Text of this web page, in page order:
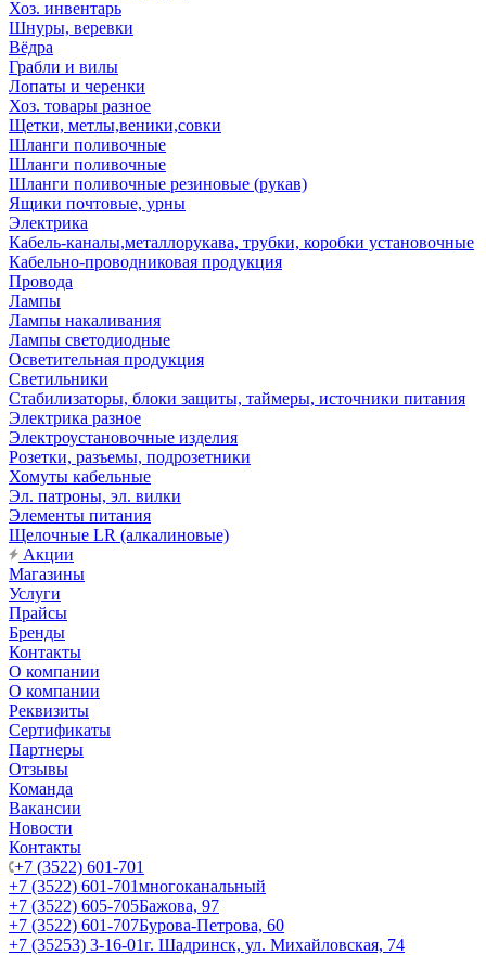
Хоз. инвентарь
Шнуры, веревки
Вёдра
Грабли и вилы
Лопаты и черенки
Хоз. товары разное
Щетки, метлы,веники,совки
Шланги поливочные
Шланги поливочные
Шланги поливочные резиновые (рукав)
Ящики почтовые, урны
Электрика
Кабель-каналы,металлорукава, трубки, коробки установочные
Кабельно-проводниковая продукция
Провода
Лампы
Лампы накаливания
Лампы светодиодные
Осветительная продукция
Светильники
Стабилизаторы, блоки защиты, таймеры, источники питания
Электрика разное
Электроустановочные изделия
Розетки, разъемы, подрозетники
Хомуты кабельные
Эл. патроны, эл. вилки
Элементы питания
Щелочные LR (алкалиновые)
Акции
Магазины
Услуги
Прайсы
Бренды
Контакты
О компании
О компании
Реквизиты
Сертификаты
Партнеры
Отзывы
Команда
Вакансии
Новости
Контакты
+7 (3522) 601-701
+7 (3522) 601-701многоканальный
+7 (3522) 605-705Бажова, 97
+7 (3522) 601-707Бурова-Петрова, 60
+7 (35253) 3-16-01г. Шадринск, ул. Михайловская, 74